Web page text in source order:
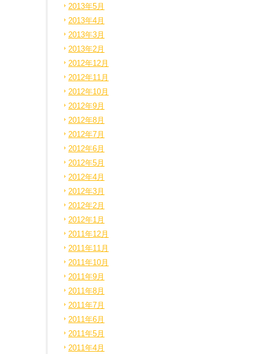
2013年5月
2013年4月
2013年3月
2013年2月
2012年12月
2012年11月
2012年10月
2012年9月
2012年8月
2012年7月
2012年6月
2012年5月
2012年4月
2012年3月
2012年2月
2012年1月
2011年12月
2011年11月
2011年10月
2011年9月
2011年8月
2011年7月
2011年6月
2011年5月
2011年4月